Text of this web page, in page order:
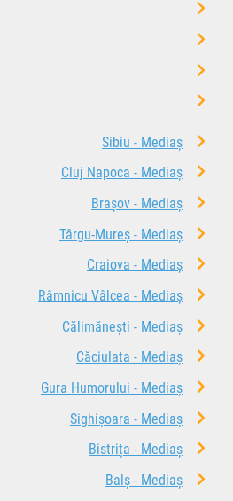
Sibiu - Mediaș
Cluj Napoca - Mediaș
Brașov - Mediaș
Târgu-Mureș - Mediaș
Craiova - Mediaș
Râmnicu Vâlcea - Mediaș
Călimănești - Mediaș
Căciulata - Mediaș
Gura Humorului - Mediaș
Sighișoara - Mediaș
Bistrița - Mediaș
Balș - Mediaș